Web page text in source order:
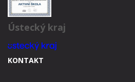
Ústecký kraj
KONTAKT